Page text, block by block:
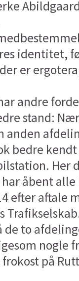
identitet,
er
andre
stand:
anden
bedre kendt
Her
åbent
efter aftale
de to
nogle
på